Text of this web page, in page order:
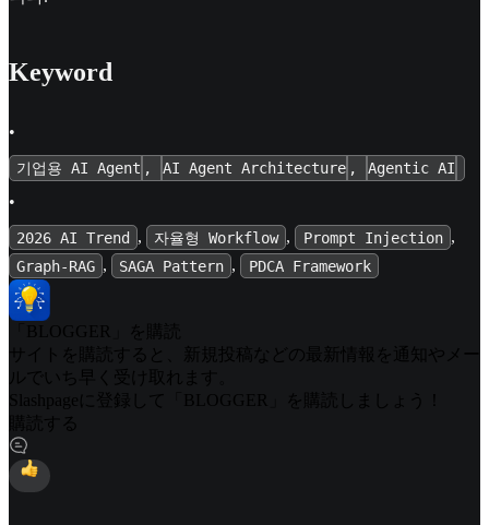
Keyword
•
기업용 AI Agent , AI Agent Architecture , Agentic AI
•
2026 AI Trend , 자율형 Workflow , Prompt Injection ,
Graph-RAG , SAGA Pattern , PDCA Framework
「BLOGGER」を購読
サイトを購読すると、新規投稿などの最新情報を通知やメー
ルでいち早く受け取れます。
Slashpageに登録して「BLOGGER」を購読しましょう！
購読する